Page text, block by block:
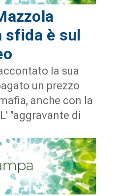
sfida è sul
la sua
un prezzo
anche con la
"aggravante di